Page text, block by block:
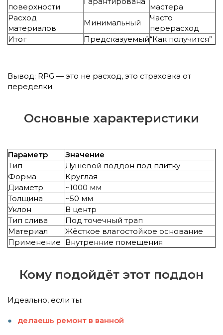
поверхности
мастера
Расход
материалов
Минимальный
Часто
перерасход
Итог
Предсказуемый“Как получится”
Вывод: RPG — это не расход, это страховка от
переделки.
Основные характеристики
Параметр
Значение
Тип
Душевой поддон под плитку
Форма
Круглая
Диаметр
~1000 мм
Толщина
~50 мм
Уклон
В центр
Тип слива
Под точечный трап
Материал
Жёсткое влагостойкое основание
Применение Внутренние помещения
Кому подойдёт этот поддон
Идеально, если ты:
делаешь ремонт в ванной